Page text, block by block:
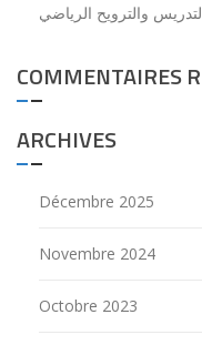
والترويح الرياضي
COMMENTAIRES
ARCHIVES
Décembre 2025
Novembre 2024
Octobre 2023